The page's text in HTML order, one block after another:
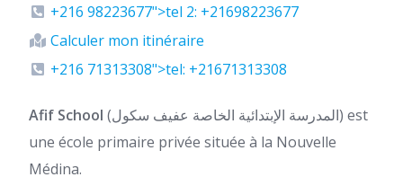
+216 98223677">tel 2: +21698223677
Calculer mon itinéraire
+216 71313308">tel: +21671313308
Afif School (المدرسة الإبتدائية الخاصة عفيف سكول) est
une école primaire privée située à la Nouvelle
Médina.